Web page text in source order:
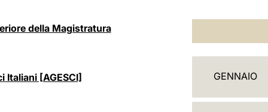
della Magistratura
[AGESCI] GENNAIO